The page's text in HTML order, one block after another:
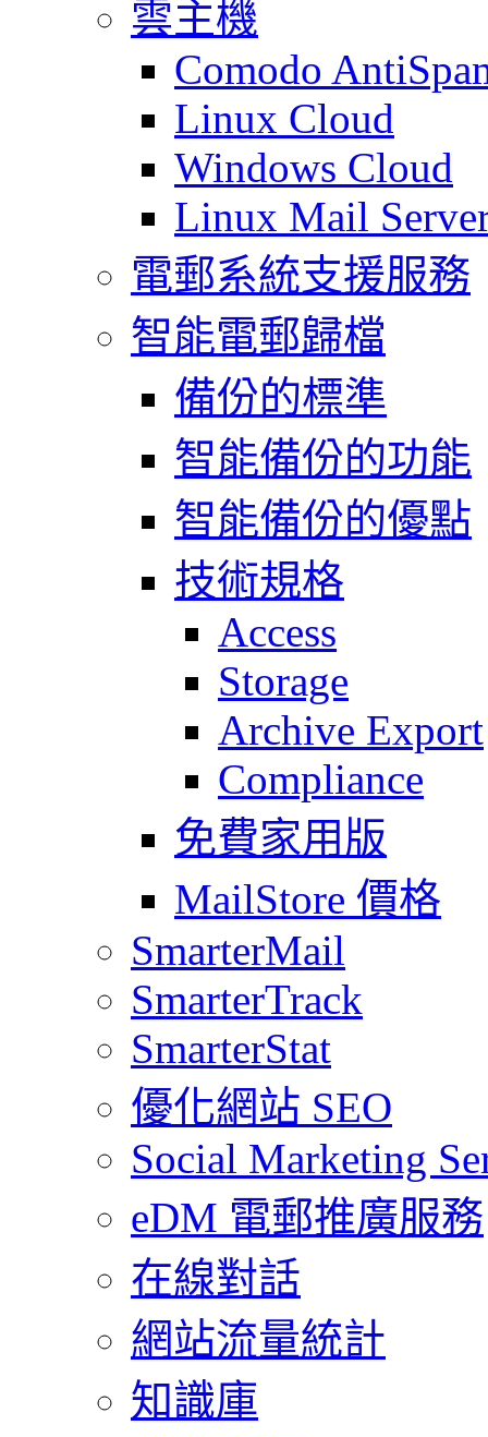
雲主機
Comodo
Linux Cloud
Windows Cloud
Linux Mail
電郵系統支援服務
智能電郵歸檔
備份的標準
智能備份的功能
智能備份的優點
技術規格
Access
Storage
Archive Export
Compliance
免費家用版
MailStore 價格
SmarterMail
SmarterTrack
SmarterStat
優化網站 SEO
Social Marketing
eDM 電郵推廣服務
在線對話
網站流量統計
知識庫